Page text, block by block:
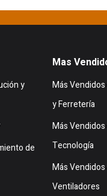
y
de
Mas
Más
y Ferretería
Más
Tecnología
Más
Ventiladores